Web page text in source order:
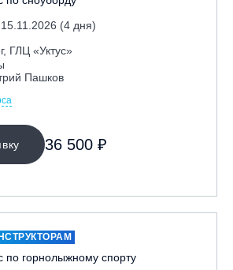
(4 дня)
ГЛЦ «Уктус»
Пашков
36 500 ₽
по горнолыжному спорту